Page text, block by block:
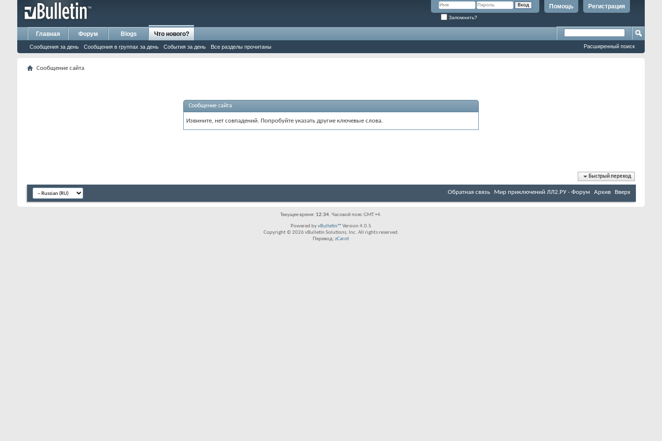
Регистрация
Помощь
Запомнить?
Главная Форум Blogs Что нового?
Сообщения за день Сообщения в группах за день События за день Все разделы прочитаны Расширенный поиск
Сообщение сайта
Сообщение сайта
Извините, нет совпадений. Попробуйте указать другие ключевые слова.
Быстрый переход
Обратная связь Мир приключений ЛЛ2.РУ - Форум Архив Вверх
Текущее время: 12:34. Часовой пояс GMT +4.
Powered byvBulletin™ Version 4.0.5
Copyright © 2026 vBulletin Solutions, Inc. All rights reserved.
Перевод: zCarot